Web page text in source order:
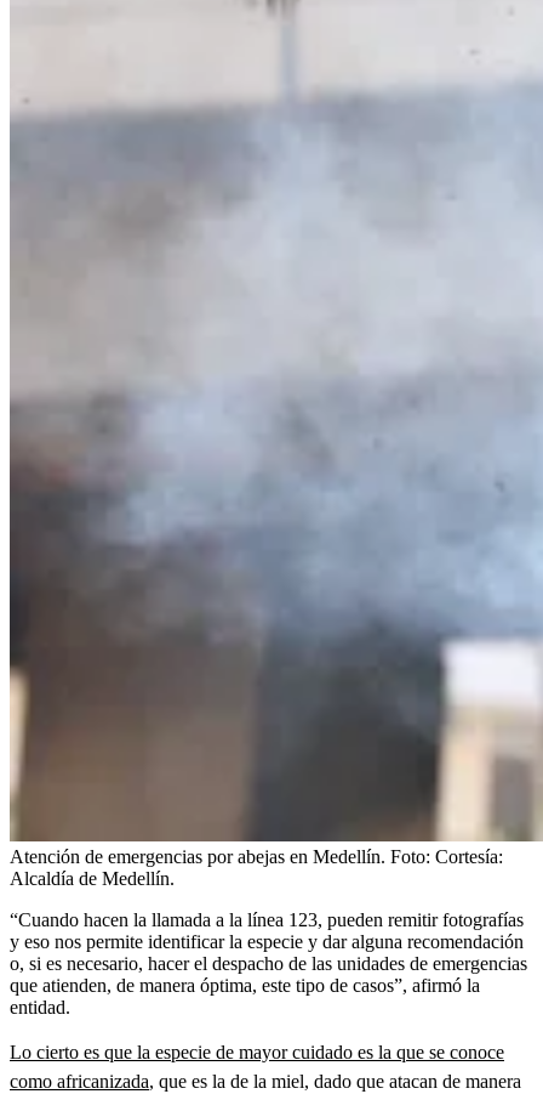
Atención de emergencias por abejas en Medellín. Foto: Cortesía:
Alcaldía de Medellín.
“Cuando hacen la llamada a la línea 123, pueden remitir fotografías
y eso nos permite identificar la especie y dar alguna recomendación
o, si es necesario, hacer el despacho de las unidades de emergencias
que atienden, de manera óptima, este tipo de casos”, afirmó la
entidad.
Lo cierto es que la especie de mayor cuidado es la que se conoce
como africanizada, que es la de la miel, dado que atacan de manera